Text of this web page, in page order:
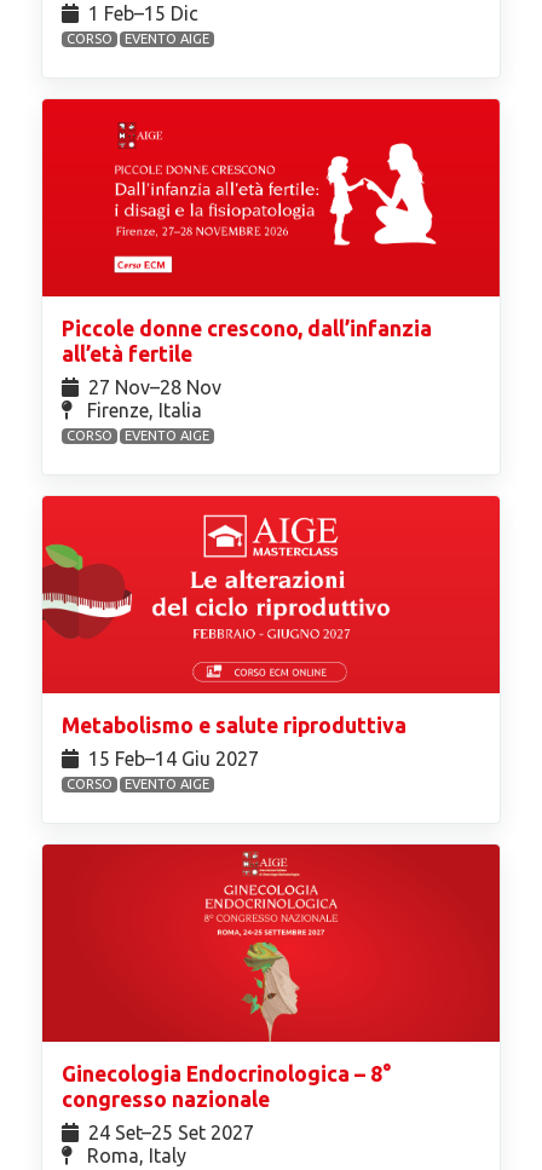
1 Feb⁠–15 Dic
CORSO EVENTO AIGE
Piccole donne crescono, dall’infanzia
all’età fertile
27 Nov⁠–28 Nov
Firenze, Italia
CORSO EVENTO AIGE
Metabolismo e salute riproduttiva
15 Feb⁠–14 Giu 2027
CORSO EVENTO AIGE
Ginecologia Endocrinologica – 8°
congresso nazionale
24 Set⁠–25 Set 2027
Roma, Italy